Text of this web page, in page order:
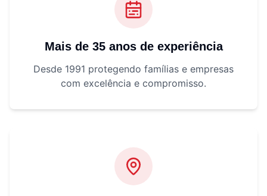
Mais de 35 anos de experiência
Desde 1991 protegendo famílias e empresas
com excelência e compromisso.